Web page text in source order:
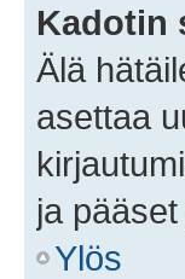
Kadotin
Älä
asettaa
ja
Ylös